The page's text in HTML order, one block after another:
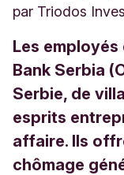
par Triodos
Les
Bank Serbia
Serbie, de
esprits
affaire. Ils
chômage